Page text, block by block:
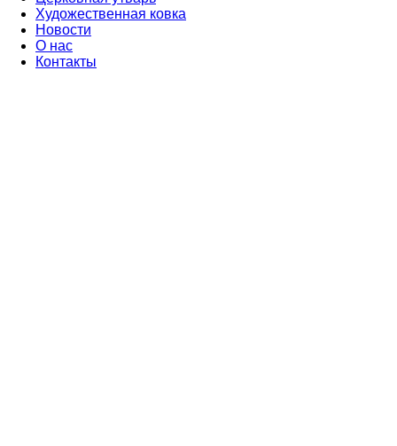
Художественная ковка
Новости
О нас
Контакты